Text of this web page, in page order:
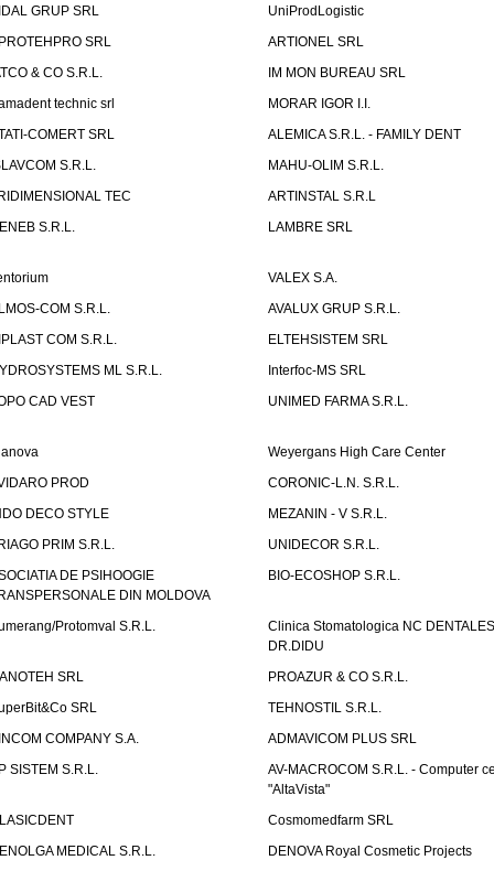
GRUP SRL
UniProdLogistic
SRL
ARTIONEL SRL
& CO S.R.L.
IM MON BUREAU SRL
technic srl
MORAR IGOR I.I.
COMERT SRL
ALEMICA S.R.L. - FAMILY DENT
S.R.L.
MAHU-OLIM S.R.L.
TEC
ARTINSTAL S.R.L
S.R.L.
LAMBRE SRL
VALEX S.A.
COM S.R.L.
AVALUX GRUP S.R.L.
COM S.R.L.
ELTEHSISTEM SRL
ML S.R.L.
Interfoc-MS SRL
CAD VEST
UNIMED FARMA S.R.L.
Weyergans High Care Center
PROD
CORONIC-L.N. S.R.L.
DECO STYLE
MEZANIN - V S.R.L.
PRIM S.R.L.
UNIDECOR S.R.L.
DE PSIHOOGIE
DIN MOLDOVA
BIO-ECOSHOP S.R.L.
Protomval S.R.L.
Clinica Stomatologica NC DENTALES
DR.DIDU
SRL
PROAZUR & CO S.R.L.
SRL
TEHNOSTIL S.R.L.
COMPANY S.A.
ADMAVICOM PLUS SRL
SISTEM S.R.L.
AV-MACROCOM S.R.L. - Computer
"AltaVista"
Cosmomedfarm SRL
MEDICAL S.R.L.
DENOVA Royal Cosmetic Projects